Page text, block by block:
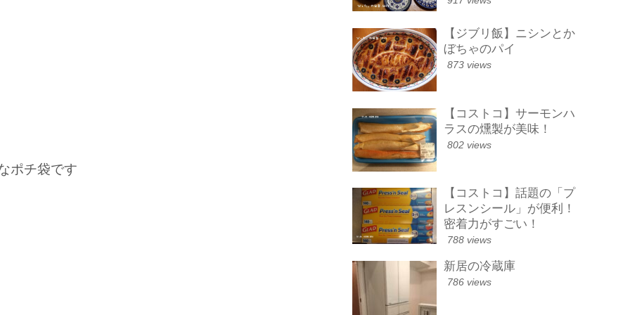
ポチ袋です
【ジブリ飯】ニシンとか
ぼちゃのパイ
873 views
【コストコ】サーモンハ
ラスの燻製が美味！
802 views
【コストコ】話題の「プ
レスンシール」が便利！
密着力がすごい！
788 views
新居の冷蔵庫
786 views